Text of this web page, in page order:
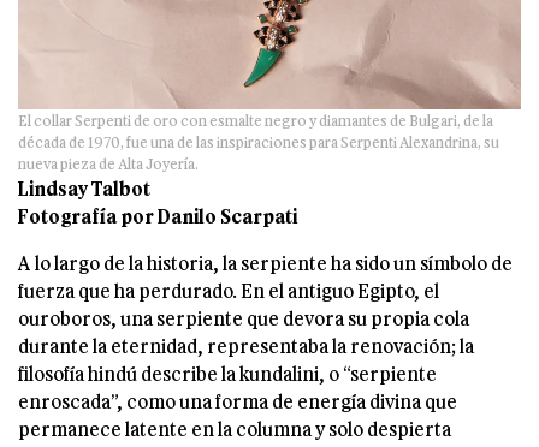
El collar Serpenti de oro con esmalte negro y diamantes de Bulgari, de la
década de 1970, fue una de las inspiraciones para Serpenti Alexandrina, su
nueva pieza de Alta Joyería.
Lindsay Talbot
Fotografía por Danilo Scarpati
A lo largo de la historia, la serpiente ha sido un símbolo de
fuerza que ha perdurado. En el antiguo Egipto, el
ouroboros, una serpiente que devora su propia cola
durante la eternidad, representaba la renovación; la
filosofía hindú describe la kundalini, o “serpiente
enroscada”, como una forma de energía divina que
permanece latente en la columna y solo despierta